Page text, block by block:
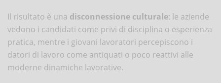
Il risultato è una disconnessione culturale: le aziende
vedono i candidati come privi di disciplina o esperienza
pratica, mentre i giovani lavoratori percepiscono i
datori di lavoro come antiquati o poco reattivi alle
moderne dinamiche lavorative.